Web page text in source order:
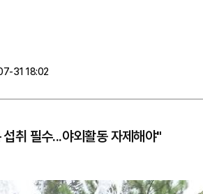
31 18:02
섭취 필수...야외활동 자제해야"